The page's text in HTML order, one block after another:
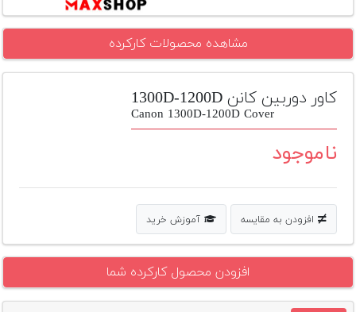
پلاس
افزودن
دست
دوم
دوربین
بله
مشاهده محصولات کارکرده
کاور دوربین کانن 1300D-1200D
Canon 1300D-1200D Cover
ناموجود
افزودن به مقایسه آموزش خرید
افزودن محصول کارکرده شما